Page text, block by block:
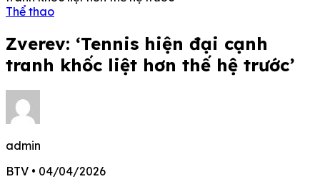
Thể thao
Zverev: ‘Tennis hiện đại cạnh
tranh khốc liệt hơn thế hệ trước’
admin
BTV • 04/04/2026